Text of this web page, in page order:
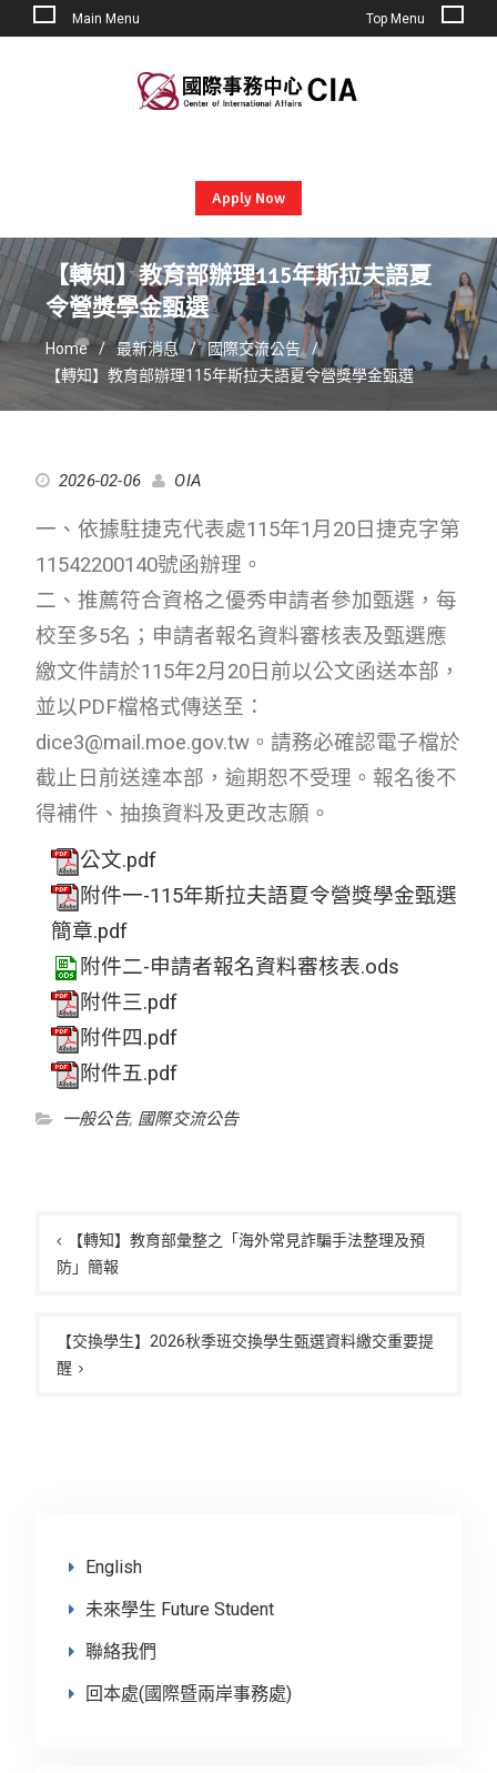
Main Menu Top Menu
Apply Now
【轉知】教育部辦理115年斯拉夫語夏
令營獎學金甄選
Home 最新消息
國際交流公告
【轉知】教育部辦理115年斯拉夫語夏令營獎學金甄選
2026-02-06 OIA
一、依據駐捷克代表處115年1月20日捷克字第
11542200140號函辦理。
二、推薦符合資格之優秀申請者參加甄選，每
校至多5名；申請者報名資料審核表及甄選應
繳文件請於115年2月20日前以公文函送本部，
並以PDF檔格式傳送至：
dice3@mail.moe.gov.tw。請務必確認電子檔於
截止日前送達本部，逾期恕不受理。報名後不
得補件、抽換資料及更改志願。
公文.pdf
附件一-115年斯拉夫語夏令營獎學金甄選
簡章.pdf
附件二-申請者報名資料審核表.ods
附件三.pdf
附件四.pdf
附件五.pdf
一般公告, 國際交流公告
章
導
【轉知】教育部彙整之「海外常見詐騙手法整理及預
防」簡報
【交換學生】2026秋季班交換學生甄選資料繳交重要提
醒
English
未來學生 Future Student
聯絡我們
回本處(國際暨兩岸事務處)